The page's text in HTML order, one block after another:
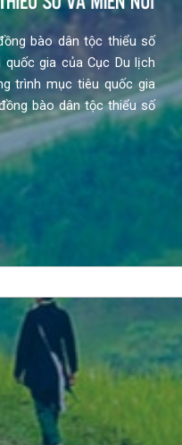
bào dân tộc thiểu số
gia của Cục Du lịch
trình mục tiêu quốc gia
bào dân tộc thiểu số